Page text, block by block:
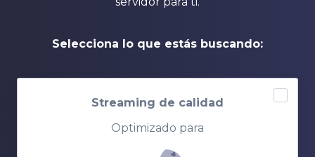
Selecciona lo que estás buscando:
Streaming de calidad
Optimizado para